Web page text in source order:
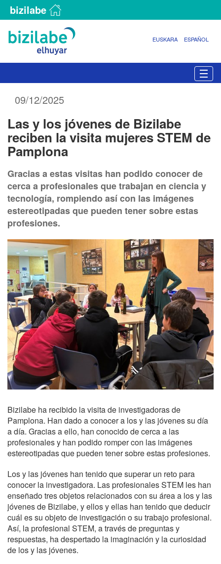
bizilabe
EUSKARA ESPAÑOL
09/12/2025
Las y los jóvenes de Bizilabe
reciben la visita mujeres STEM de
Pamplona
Gracias a estas visitas han podido conocer de
cerca a profesionales que trabajan en ciencia y
tecnología, rompiendo así con las imágenes
estereotipadas que pueden tener sobre estas
profesiones.
Bizilabe ha recibido la visita de investigadoras de
Pamplona. Han dado a conocer a los y las jóvenes su día
a día. Gracias a ello, han conocido de cerca a las
profesionales y han podido romper con las imágenes
estereotipadas que pueden tener sobre estas profesiones.
Los y las jóvenes han tenido que superar un reto para
conocer la investigadora. Las profesionales STEM les han
enseñado tres objetos relacionados con su área a los y las
jóvenes de Bizilabe, y ellos y ellas han tenido que deducir
cuál es su objeto de investigación o su trabajo profesional.
Así, la profesional STEM, a través de preguntas y
respuestas, ha despertado la imaginación y la curiosidad
de los y las jóvenes.